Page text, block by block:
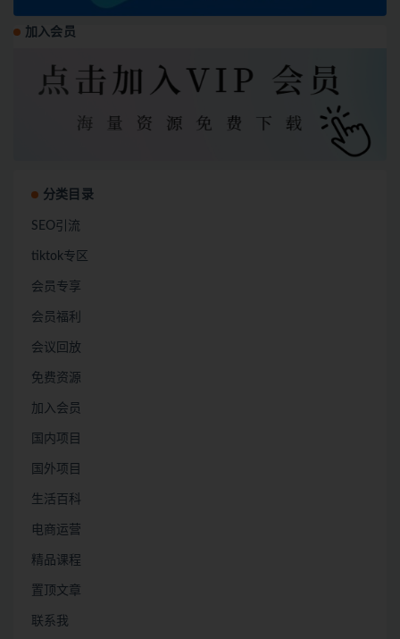
加入会员
分类目录
SEO引流
tiktok专区
会员专享
会员福利
会议回放
免费资源
加入会员
国内项目
国外项目
生活百科
电商运营
精品课程
置顶文章
联系我